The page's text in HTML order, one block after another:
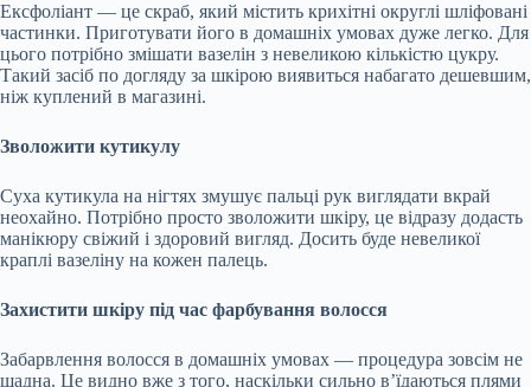
Ексфоліант — це скраб, який містить крихітні округлі шліфовані
частинки. Приготувати його в домашніх умовах дуже легко. Для
цього потрібно змішати вазелін з невеликою кількістю цукру.
Такий засіб по догляду за шкірою виявиться набагато дешевшим,
ніж куплений в магазині.
Зволожити кутикулу
Суха кутикула на нігтях змушує пальці рук виглядати вкрай
неохайно. Потрібно просто зволожити шкіру, це відразу додасть
манікюру свіжий і здоровий вигляд. Досить буде невеликої
краплі вазеліну на кожен палець.
Захистити шкіру під час фарбування волосся
Забарвлення волосся в домашніх умовах — процедура зовсім не
щадна. Це видно вже з того, наскільки сильно в’їдаються плями